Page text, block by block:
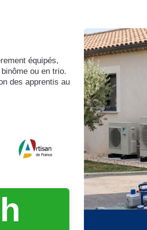
équipés,
ou en trio.
des apprentis au
h